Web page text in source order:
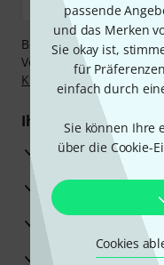
passende
und das Merken
Sie okay ist,
für
einfach durch
Sie können Ihre
über die Cookie-
Cookies
Bezahlen Sie
Vorkasse, PayPal,
Klarna Ratenzahlung
Ihre Vorteile
3 Jahre Thomann
30 Tage Money-
Reparaturservice
Beratung durch